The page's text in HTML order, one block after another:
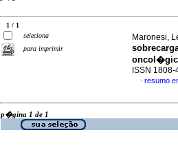
1 / 1
seleciona
para imprimir
Maronesi,
ISSN 1808-
· resumo
p�gina 1 de 1